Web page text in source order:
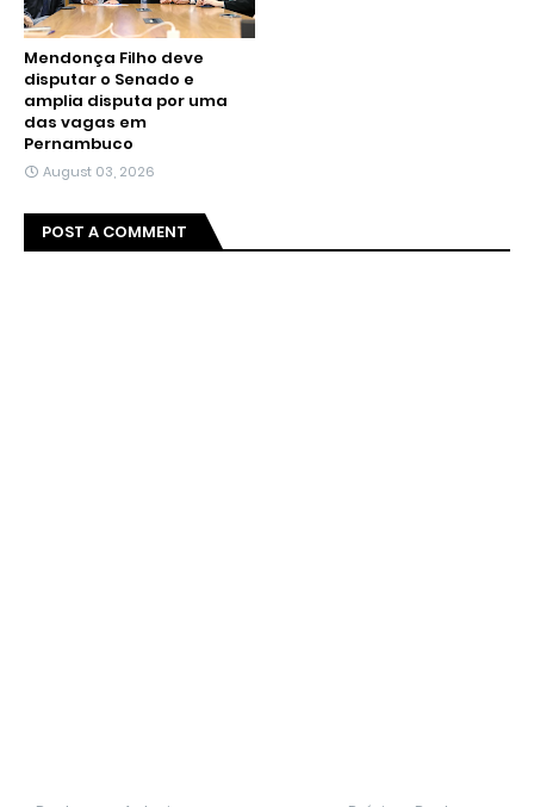
Mendonça Filho deve
disputar o Senado e
amplia disputa por uma
das vagas em
Pernambuco
August 03, 2026
POST A COMMENT